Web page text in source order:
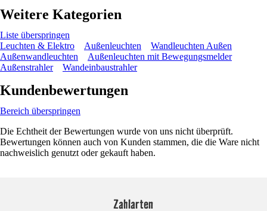
Weitere Kategorien
Liste überspringen
Leuchten & Elektro
Außenleuchten
Wandleuchten Außen
Außenwandleuchten
Außenleuchten mit Bewegungsmelder
Außenstrahler
Wandeinbaustrahler
Kundenbewertungen
Bereich überspringen
Die Echtheit der Bewertungen wurde von uns nicht überprüft.
Bewertungen können auch von Kunden stammen, die die Ware nicht
nachweislich genutzt oder gekauft haben.
Zahlarten